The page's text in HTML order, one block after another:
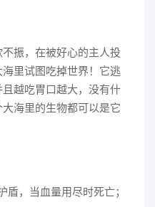
振，在被好心的主人投
里试图吃掉世界！它逃
越吃胃口越大，没有什
海里的生物都可以是它
盾，当血量用尽时死亡；